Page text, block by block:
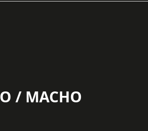
/ MACHO